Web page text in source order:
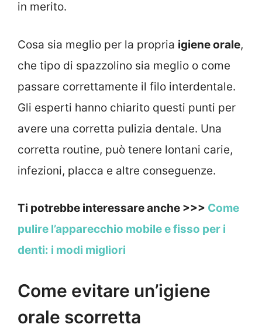
in merito.
Cosa sia meglio per la propria igiene orale,
che tipo di spazzolino sia meglio o come
passare correttamente il filo interdentale.
Gli esperti hanno chiarito questi punti per
avere una corretta pulizia dentale. Una
corretta routine, può tenere lontani carie,
infezioni, placca e altre conseguenze.
Ti potrebbe interessare anche >>> Come
pulire l’apparecchio mobile e fisso per i
denti: i modi migliori
Come evitare un’igiene
orale scorretta